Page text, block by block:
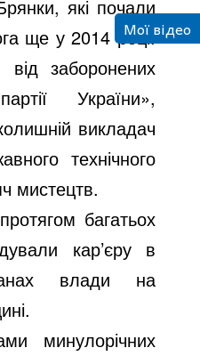
які почали
ще у 2014 році.
від заборонених
України»,
викладач
технічного
мистецтв.
багатьох
кар’єру в
влади на
минулорічних
Мої відео